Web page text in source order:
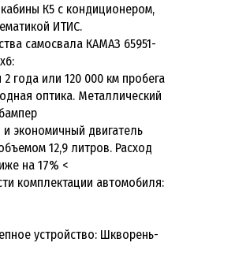
К5 с кондиционером,
ИТИС.
самосвала КАМАЗ 65951-
2 года или 120 000 км пробега
оптика. Металлический
экономичный двигатель
12,9 литров. Расход
на 17% <
комплектации автомобиля:
устройство: Шкворень-